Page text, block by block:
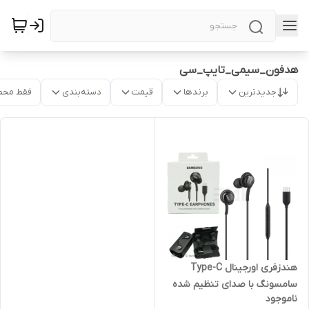
هدفون_سیمی_تایپ_سی
جدیدترین برندها قیمت دسته‌بندی فقط
هندزفری اورجینال Type-C
سامسونگ با صدای تنظیم شده
AKG | کیفیت بالا + میکروفونناموجود